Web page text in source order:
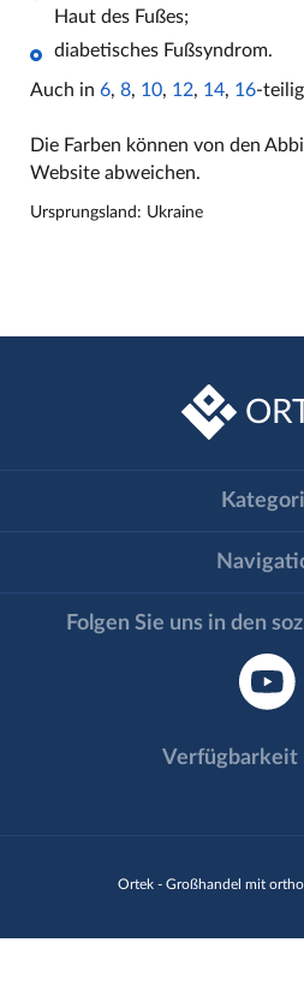
Haut des Fußes;
diabetisches Fußsyndrom.
Auch in 6, 8, 10, 12, 14, 16-
Die Farben können von den
Website abweichen.
Ursprungsland: Ukraine
Ortek - Großhandel mit
Folgen Sie uns in den
Verfügbarkeit